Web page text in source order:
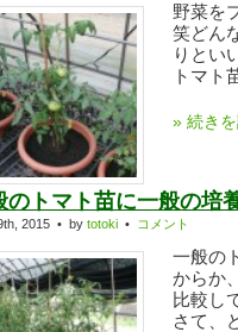
野菜を
笑どん
りとい
トマト
» 続き
のトマト苗に一般の培
2015 • by totoki • コメント
一般の
からか
比較し
さて、